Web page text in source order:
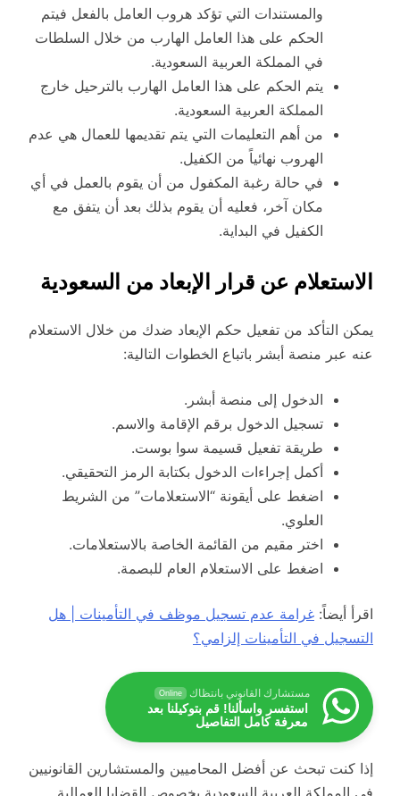
والمستندات التي تؤكد هروب العامل بالفعل فيتم
الحكم على هذا العامل الهارب من خلال السلطات
في المملكة العربية السعودية.
يتم الحكم على هذا العامل الهارب بالترحيل خارج
المملكة العربية السعودية.
من أهم التعليمات التي يتم تقديمها للعمال هي عدم
الهروب نهائياً من الكفيل.
في حالة رغبة المكفول من أن يقوم بالعمل في أي
مكان آخر، فعليه أن يقوم بذلك بعد أن يتفق مع
الكفيل في البداية.
الاستعلام عن قرار الإبعاد من السعودية
يمكن التأكد من تفعيل حكم الإبعاد ضدك من خلال الاستعلام
عنه عبر منصة أبشر باتباع الخطوات التالية:
الدخول إلى منصة أبشر.
تسجيل الدخول برقم الإقامة والاسم.
طريقة تفعيل قسيمة سوا بوست.
أكمل إجراءات الدخول بكتابة الرمز التحقيقي.
اضغط على أيقونة “الاستعلامات” من الشريط
العلوي.
اختر مقيم من القائمة الخاصة بالاستعلامات.
اضغط على الاستعلام العام للبصمة.
اقرأ أيضاً: غرامة عدم تسجيل موظف في التأمينات | هل
التسجيل في التأمينات إلزامي؟
مستشارك القانوني بانتظاك Online
استفسر واسألنا! قم بتوكيلنا بعد
معرفة كامل التفاصيل
إذا كنت تبحث عن أفضل المحاميين والمستشارين القانونيين